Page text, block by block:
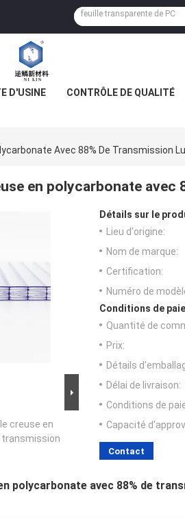
D'USINE CONTRÔLE DE QUALITÉ
Avec 88% De Transmission
en polycarbonate avec
creuse en
transmission
Détails sur le
Lieu d'origine:
Nom de marque:
Certification:
Numéro de
Conditions de
Quantité de
Prix:
Détails
Délai de livraison:
Conditions de
Capacité
Contact
polycarbonate avec 88% de